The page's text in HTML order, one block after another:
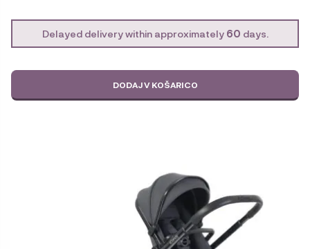
Delayed delivery within approximately 60 days.
DODAJ V KOŠARICO